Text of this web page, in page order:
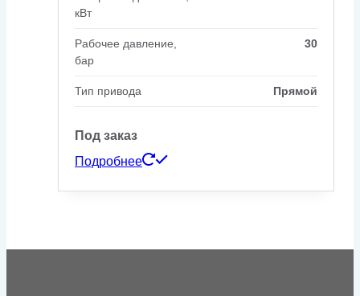
кВт
Рабочее давление,
бар
30
Тип привода Прямой
Под заказ
Подробнее